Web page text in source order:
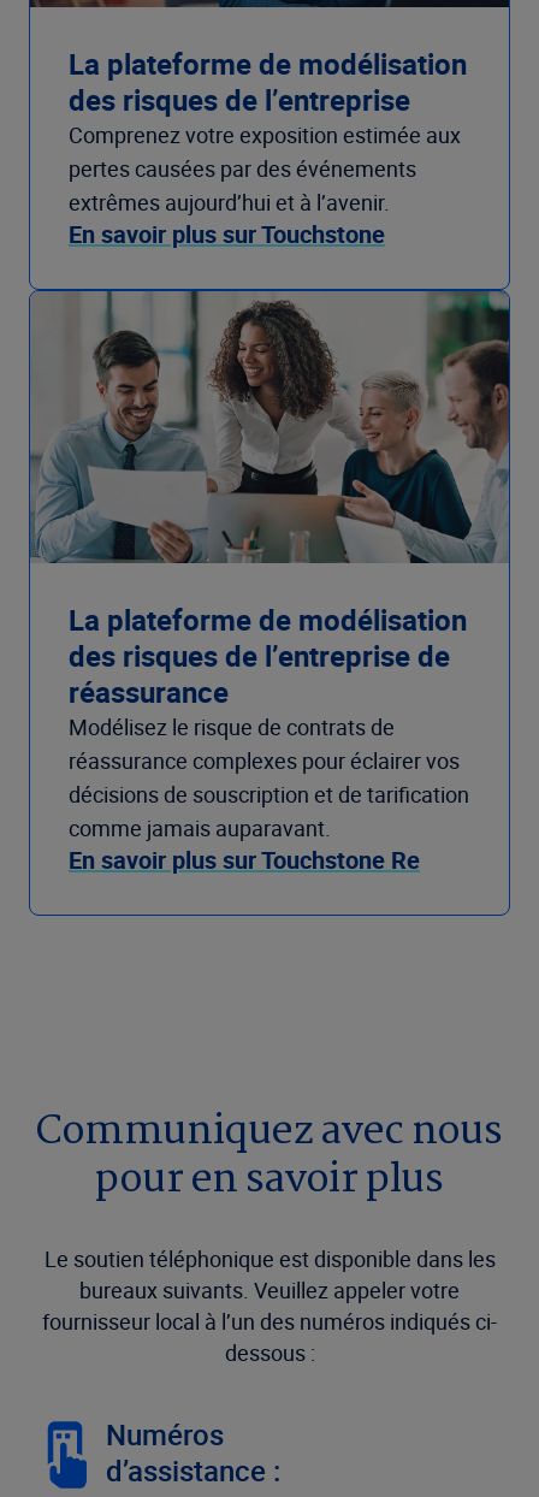
La plateforme de modélisation
des risques de l’entreprise
Comprenez votre exposition estimée aux
pertes causées par des événements
extrêmes aujourd’hui et à l’avenir.
En savoir plus sur Touchstone
La plateforme de modélisation
des risques de l’entreprise de
réassurance
Modélisez le risque de contrats de
réassurance complexes pour éclairer vos
décisions de souscription et de tarification
comme jamais auparavant.
En savoir plus sur Touchstone Re
Communiquez avec nous
pour en savoir plus
Le soutien téléphonique est disponible dans les
bureaux suivants. Veuillez appeler votre
fournisseur local à l’un des numéros indiqués ci-
dessous :
Numéros
d’assistance :